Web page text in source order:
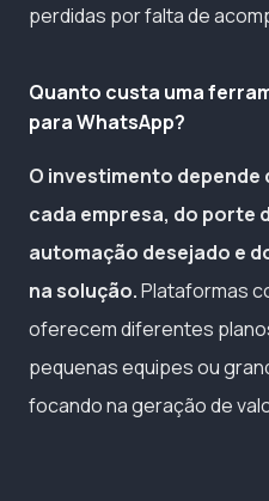
perdidas por falta de
Quanto custa uma
para WhatsApp?
O investimento depende
cada empresa, do porte
automação desejado e
na solução.Plataformas
oferecem diferentes
pequenas equipes ou
focando na geração de